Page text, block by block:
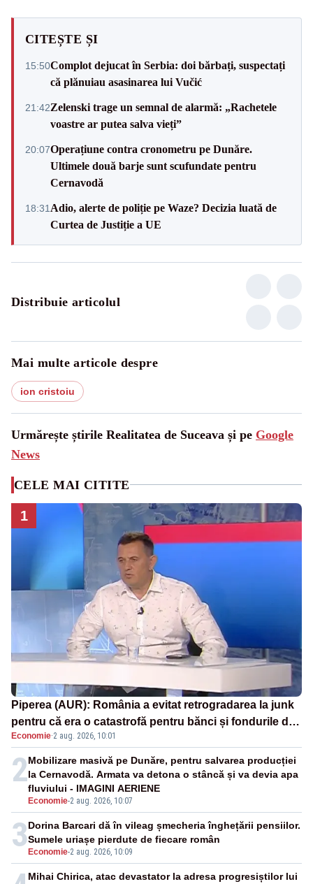
CITEȘTE ȘI
15:50Complot dejucat în Serbia: doi bărbați, suspectați
că plănuiau asasinarea lui Vučić
21:42Zelenski trage un semnal de alarmă: „Rachetele
voastre ar putea salva vieți”
20:07Operațiune contra cronometru pe Dunăre.
Ultimele două barje sunt scufundate pentru
Cernavodă
18:31 Adio, alerte de poliție pe Waze? Decizia luată de
Curtea de Justiție a UE
Distribuie articolul
Mai multe articole despre
ion cristoiu
Urmărește știrile Realitatea de Suceava și pe Google
News
CELE MAI CITITE
1
Piperea (AUR): România a evitat retrogradarea la junk
pentru că era o catastrofă pentru bănci și fondurile de
pensii
Economie·2 aug. 2026, 10:01
2
Economie-2 aug. 2026, 10:07
Mobilizare masivă pe Dunăre, pentru salvarea producției
la Cernavodă. Armata va detona o stâncă și va devia apa
fluviului - IMAGINI AERIENE
3 Economie-2 aug. 2026, 10:09
Dorina Barcari dă în vileag șmecheria înghețării pensiilor.
Sumele uriașe pierdute de fiecare român
Mihai Chirica, atac devastator la adresa progresiștilor lui